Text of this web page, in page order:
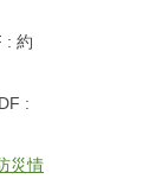
: 約
:
災情